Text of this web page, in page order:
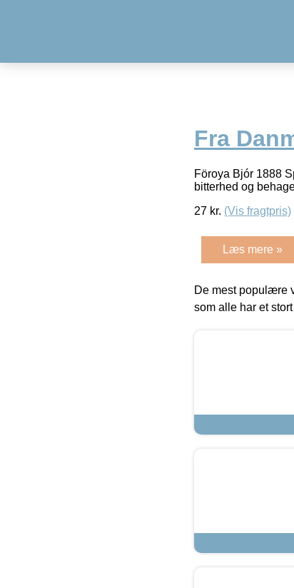
Fra
Föroya Bjór 1888
bitterhed og
27 kr. (Vis fragtpris)
Læs mere »
De mest populære
som alle har et